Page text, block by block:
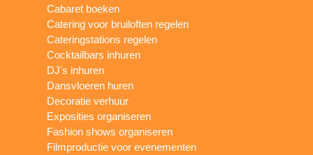
Cabaret boeken
Catering voor bruiloften regelen
Cateringstations regelen
Cocktailbars inhuren
DJ's inhuren
Dansvloeren huren
Decoratie verhuur
Exposities organiseren
Fashion shows organiseren
Filmproductie voor evenementen